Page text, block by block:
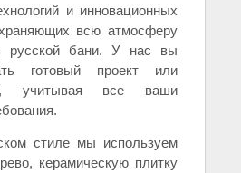
и инновационных
всю атмосферу
русской бани. У нас вы
готовый проект или
учитывая все ваши
стиле мы используем
керамическую плитку